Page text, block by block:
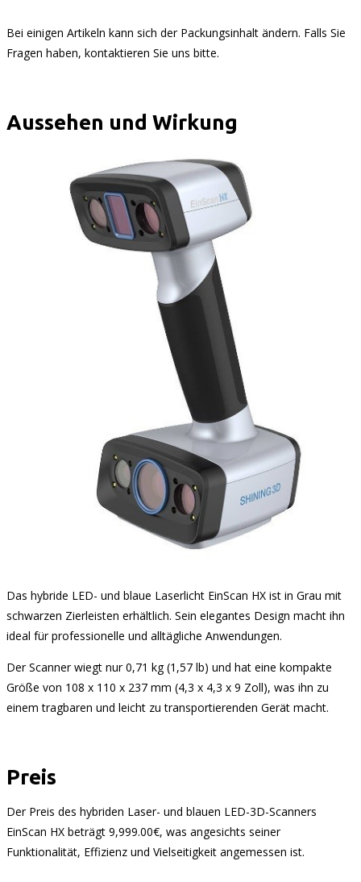
Bei einigen Artikeln kann sich der Packungsinhalt ändern. Falls Sie
Fragen haben, kontaktieren Sie uns bitte.
Aussehen und Wirkung
Das hybride LED- und blaue Laserlicht EinScan HX ist in Grau mit
schwarzen Zierleisten erhältlich. Sein elegantes Design macht ihn
ideal für professionelle und alltägliche Anwendungen.
Der Scanner wiegt nur 0,71 kg (1,57 lb) und hat eine kompakte
Größe von 108 x 110 x 237 mm (4,3 x 4,3 x 9 Zoll), was ihn zu
einem tragbaren und leicht zu transportierenden Gerät macht.
Preis
Der Preis des hybriden Laser- und blauen LED-3D-Scanners
EinScan HX beträgt 9,999.00€, was angesichts seiner
Funktionalität, Effizienz und Vielseitigkeit angemessen ist.